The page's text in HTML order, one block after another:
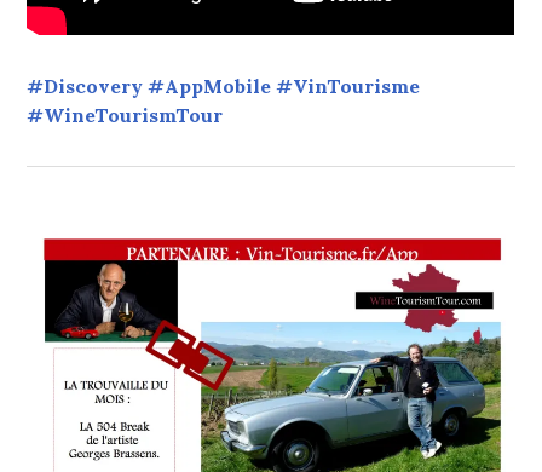
#Discovery #AppMobile #VinTourisme
#WineTourismTour